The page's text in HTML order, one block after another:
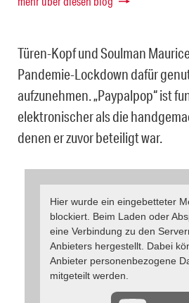
Türen-Kopf und Soulman
Pandemie-Lockdown dafür
aufzunehmen. „Paypalpop“ ist
elektronischer als die
denen er zuvor beteiligt war.
Hier wurde ein eingebetteter
blockiert. Beim Laden oder
eine Verbindung zu den
Anbieters hergestellt. Dabei
Anbieter personenbezogene
mitgeteilt werden.